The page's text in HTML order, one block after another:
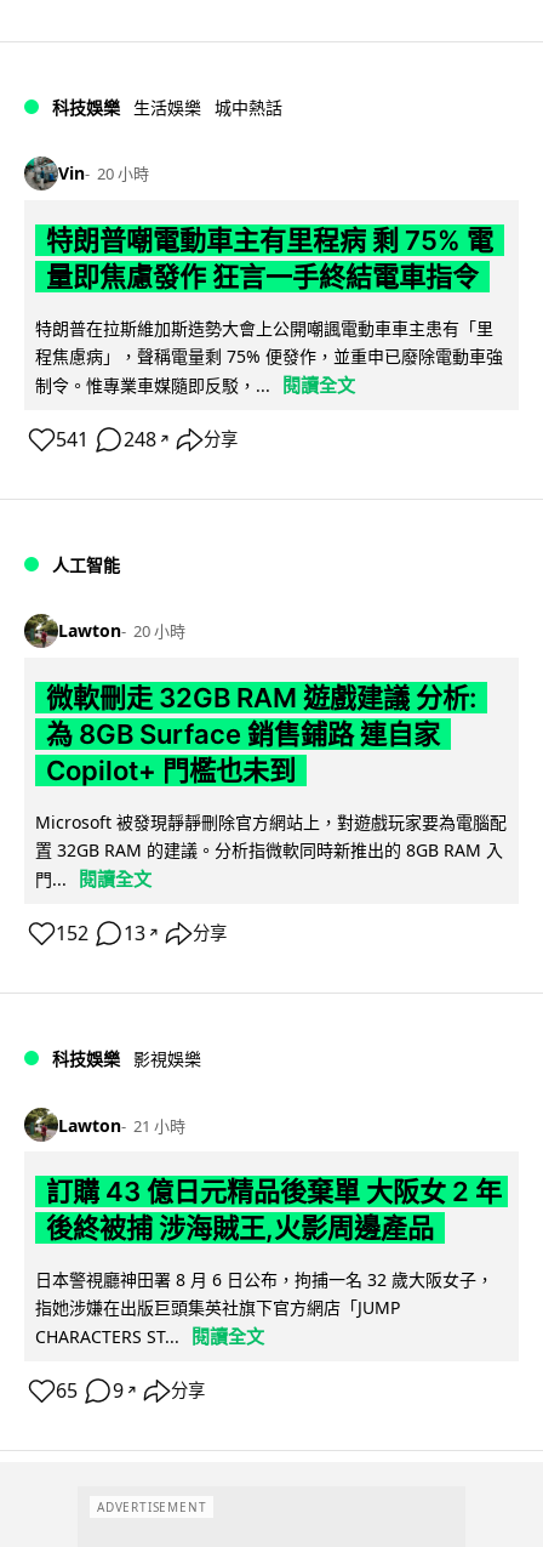
科技娛樂 生活娛樂 城中熱話
Vin 20 小時
特朗普嘲電動車主有里程病 剩 75% 電
量即焦慮發作 狂言一手終結電車指令
特朗普在拉斯維加斯造勢大會上公開嘲諷電動車車主患有「里
程焦慮病」，聲稱電量剩 75% 便發作，並重申已廢除電動車強
制令。惟專業車媒隨即反駁，...
閱讀全文
541 248 ↗ 分享
人工智能
Lawton 20 小時
微軟刪走 32GB RAM 遊戲建議 分析:
為 8GB Surface 銷售鋪路 連自家
Copilot+ 門檻也未到
Microsoft 被發現靜靜刪除官方網站上，對遊戲玩家要為電腦配
置 32GB RAM 的建議。分析指微軟同時新推出的 8GB RAM 入
門...
閱讀全文
152 13 ↗ 分享
科技娛樂 影視娛樂
Lawton 21 小時
訂購 43 億日元精品後棄單 大阪女 2 年
後終被捕 涉海賊王,火影周邊產品
日本警視廳神田署 8 月 6 日公布，拘捕一名 32 歲大阪女子，
指她涉嫌在出版巨頭集英社旗下官方網店「JUMP
CHARACTERS ST...
閱讀全文
65 9 ↗ 分享
ADVERTISEMENT